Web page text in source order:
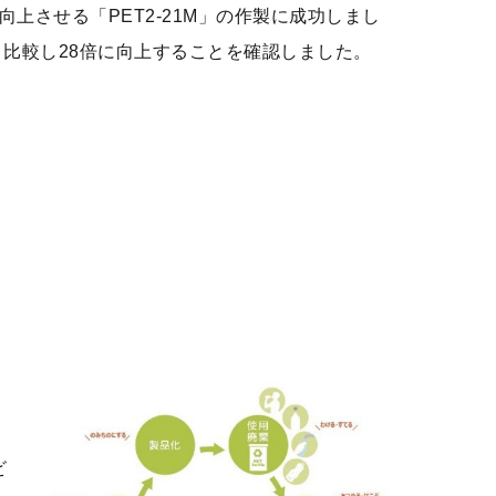
上させる「PET2-21M」の作製に成功しまし
較し28倍に向上することを確認しました。